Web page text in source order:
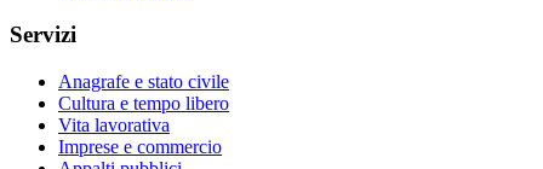
Servizi
Anagrafe e stato civile
Cultura e tempo libero
Vita lavorativa
Imprese e commercio